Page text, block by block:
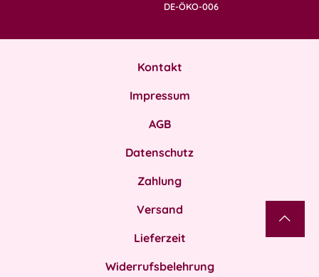
DE-ÖKO-006
Kontakt
Impressum
AGB
Datenschutz
Zahlung
Versand
Lieferzeit
Widerrufsbelehrung